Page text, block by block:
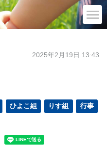
2025年2月19日 13:43
ひよこ組 りす組 行事